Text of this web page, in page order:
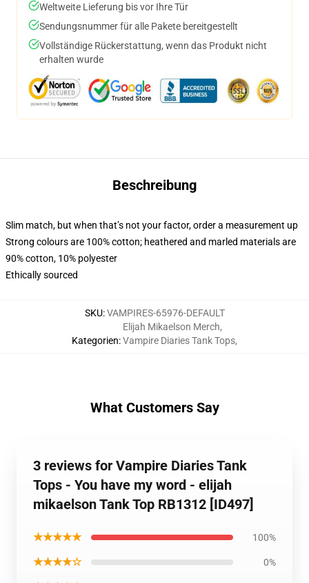
Weltweite Lieferung bis vor Ihre Tür
Sendungsnummer für alle Pakete bereitgestellt
Vollständige Rückerstattung, wenn das Produkt nicht
erhalten wurde
Beschreibung
Slim match, but when that’s not your factor, order a measurement up
Strong colours are 100% cotton; heathered and marled materials are
90% cotton, 10% polyester
Ethically sourced
SKU:VAMPIRES-65976-DEFAULT
Kategorien:
Elijah Mikaelson Merch,
Vampire Diaries Tank Tops,
What Customers Say
3 reviews for Vampire Diaries Tank
Tops - You have my word - elijah
mikaelson Tank Top RB1312 [ID497]
★★★★★ 100%
★★★★☆ 0%